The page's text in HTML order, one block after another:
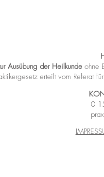
Ausübung der Heilkunde ohne
erteilt vom Referat
0